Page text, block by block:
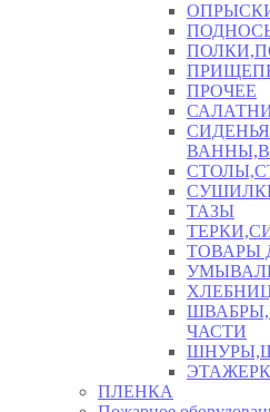
ПРОЧЕЕ
ТАЗЫ
ТОВАРЫ
ЧАСТИ
ПЛЕНКА